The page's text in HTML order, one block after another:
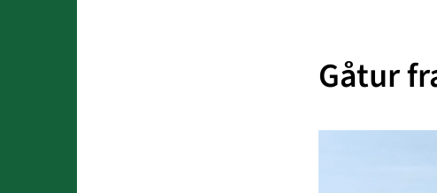
Gåtur